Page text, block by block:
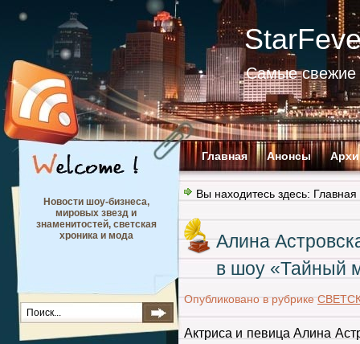
Самые свежие
Главная Анонсы
Новости шоу-бизнеса,
мировых звезд и
знаменитостей, светская
хроника и мода
Вы находитесь здесь: Главная
Алина
в шоу «Тайный
Опубликовано в рубрике
Актриса и певица Алина